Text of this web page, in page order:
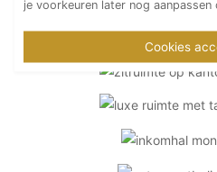
je voorkeuren later nog
Cookies